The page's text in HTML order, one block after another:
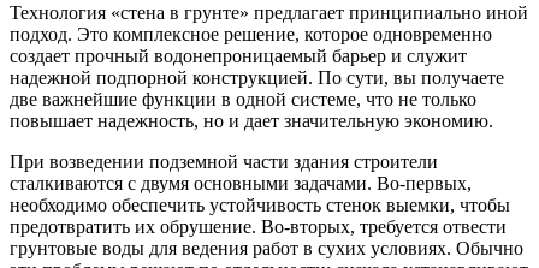
Технология «стена в грунте» предлагает принципиально иной
подход. Это комплексное решение, которое одновременно
создает прочный водонепроницаемый барьер и служит
надежной подпорной конструкцией. По сути, вы получаете
две важнейшие функции в одной системе, что не только
повышает надежность, но и дает значительную экономию.
При возведении подземной части здания строители
сталкиваются с двумя основными задачами. Во-первых,
необходимо обеспечить устойчивость стенок выемки, чтобы
предотвратить их обрушение. Во-вторых, требуется отвести
грунтовые воды для ведения работ в сухих условиях. Обычно